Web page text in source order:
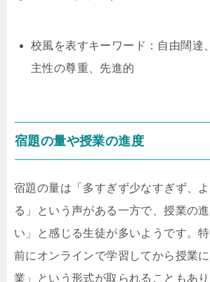
校風を表すキーワード：自由闊達
主性の尊重、先進的
宿題の量や授業の進度
宿題の量は「多すぎず少なすぎず、
る」という声がある一方で、授業の
い」と感じる生徒が多いようです。
前にオンラインで学習してから授業
業」という形式が取られることもあ